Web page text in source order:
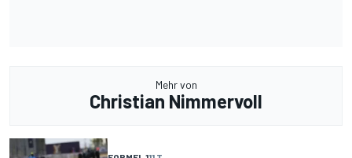
Mehr von
Christian Nimmervoll